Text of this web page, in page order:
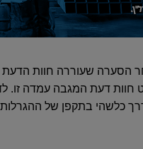
הסערה שעוררה חוות הדעת
חוות דעת המגבה עמדה זו.
כלשהי בתקפן של